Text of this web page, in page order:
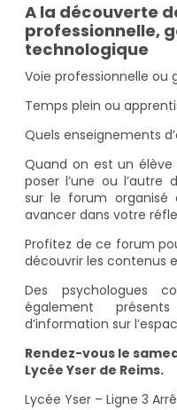
A la découverte
professionnelle,
technologique
Voie professionnelle ou
Temps plein ou
Quels enseignements
Quand on est un
poser l’une ou l’autre
sur le forum organisé
avancer dans votre
Profitez de ce forum
découvrir les contenus
Des psychologues
également
d’information sur
Rendez-vous le
Lycée Yser de Reims.
Lycée Yser – Ligne 3